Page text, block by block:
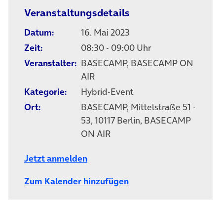
Veranstaltungsdetails
Datum:
16. Mai 2023
Zeit:
08:30 - 09:00 Uhr
Veranstalter: BASECAMP, BASECAMP ON
AIR
Kategorie:
Hybrid-Event
Ort:
BASECAMP, Mittelstraße 51 -
53, 10117 Berlin, BASECAMP
ON AIR
Jetzt anmelden
Zum Kalender hinzufügen